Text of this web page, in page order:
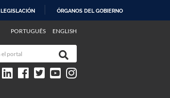
LEGISLACIÓN ÓRGANOS DEL GOBIERNO
PORTUGUÊS ENGLISH